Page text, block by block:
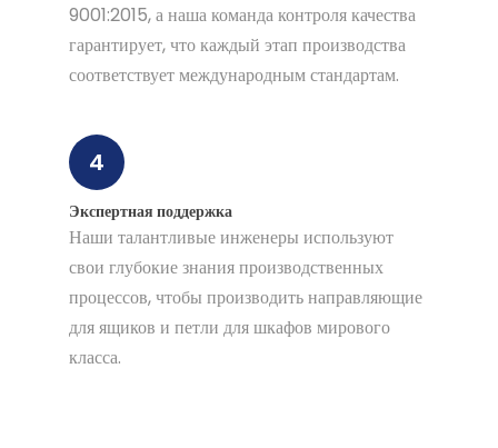
9001:2015, а наша команда контроля качества
гарантирует, что каждый этап производства
соответствует международным стандартам.
4
Экспертная поддержка
Наши талантливые инженеры используют
свои глубокие знания производственных
процессов, чтобы производить направляющие
для ящиков и петли для шкафов мирового
класса.